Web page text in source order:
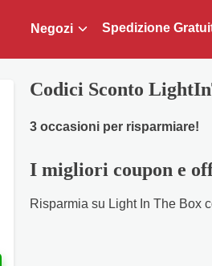
Negozi Spedizione
Codici Sconto
3 occasioni per risparmiare!
I migliori coupon e
Risparmia su Light In The Box